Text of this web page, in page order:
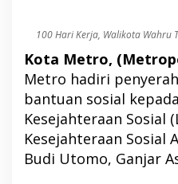
100 Hari Kerja, Walikota Wahru
Kota Metro,
Metro hadiri
bantuan sosial
Kesejahteraan Sosial
Kesejahteraan Sosial
Budi Utomo, Ganjar